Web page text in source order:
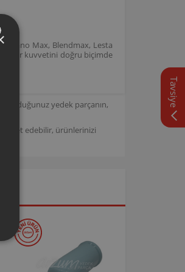
Max, Blendmax, Lesta
motor kuvvetini doğru biçimde
olduğunuz yedek parçanın,
edebilir, ürünlerinizi
Tavsiye